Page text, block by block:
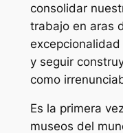
consolidar
trabajo en aras
y seguir
como
Es la primera
museos del